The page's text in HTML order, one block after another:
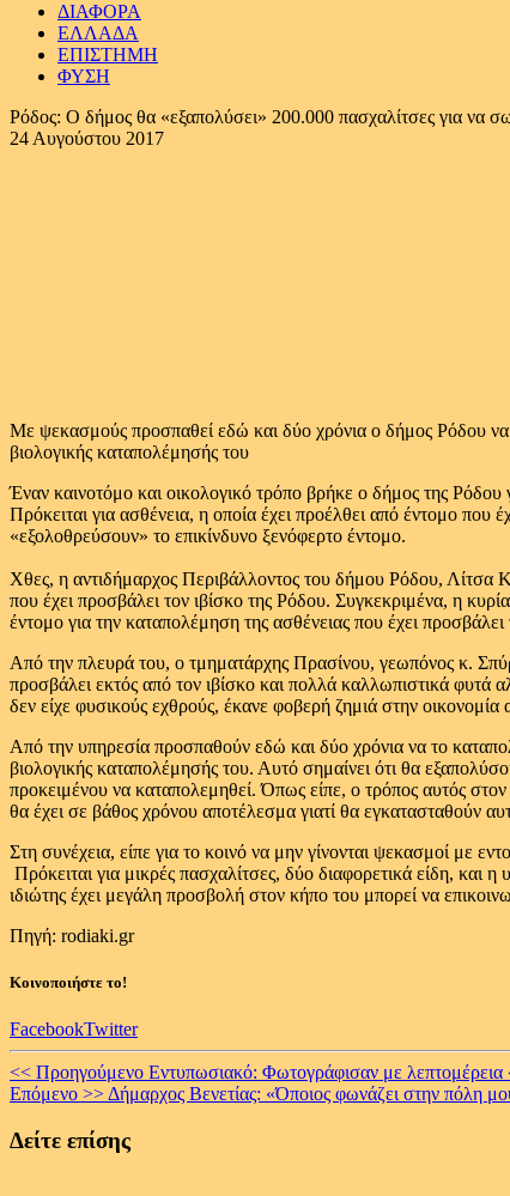
ΔΙΑΦΟΡΑ
ΕΛΛΑΔΑ
ΕΠΙΣΤΗΜΗ
ΦΥΣΗ
Ρόδος: Ο δήμος θα «εξαπολύσει» 200.000 πασχαλίτσες για να
24 Αυγούστου 2017
Με ψεκασμούς προσπαθεί εδώ και δύο χρόνια ο δήμος Ρόδου να
βιολογικής καταπολέμησής του
Έναν καινοτόμο και οικολογικό τρόπο βρήκε ο δήμος της Ρόδου
Πρόκειται για ασθένεια, η οποία έχει προέλθει από έντομο που
«εξολοθρεύσουν» το επικίνδυνο ξενόφερτο έντομο.
Χθες, η αντιδήμαρχος Περιβάλλοντος του δήμου Ρόδου, Λίτσα
που έχει προσβάλει τον ιβίσκο της Ρόδου. Συγκεκριμένα, η
έντομο για την καταπολέμηση της ασθένειας που έχει
Από την πλευρά του, ο τμηματάρχης Πρασίνου, γεωπόνος κ.
προσβάλει εκτός από τον ιβίσκο και πολλά καλλωπιστικά φυτά
δεν είχε φυσικούς εχθρούς, έκανε φοβερή ζημιά στην
Από την υπηρεσία προσπαθούν εδώ και δύο χρόνια να το
βιολογικής καταπολέμησής του. Αυτό σημαίνει ότι θα
προκειμένου να καταπολεμηθεί. Όπως είπε, ο τρόπος αυτός
θα έχει σε βάθος χρόνου αποτέλεσμα γιατί θα εγκατασταθούν
Στη συνέχεια, είπε για το κοινό να μην γίνονται ψεκασμοί με
Πρόκειται για μικρές πασχαλίτσες, δύο διαφορετικά είδη, και
ιδιώτης έχει μεγάλη προσβολή στον κήπο του μπορεί να
Πηγή: rodiaki.gr
Κοινοποιήστε το!
FacebookTwitter
Continue
Reading
<< Προηγούμενο Εντυπωσιακό: Φωτογράφισαν με λεπτομέρεια
Επόμενο >> Δήμαρχος Βενετίας: «Όποιος φωνάζει στην πόλη
Δείτε επίσης